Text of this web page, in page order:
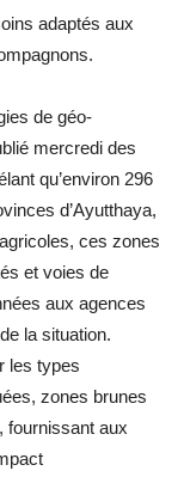
adaptés aux
de géo-
mercredi des
qu’environ 296
d’Ayutthaya,
ces zones
et voies de
aux agences
la situation.
les types
zones brunes
fournissant aux